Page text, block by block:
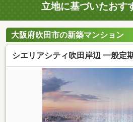
立地に基づいたおす
大阪府吹田市の新築マンション
シエリアシティ吹田岸辺 一般定